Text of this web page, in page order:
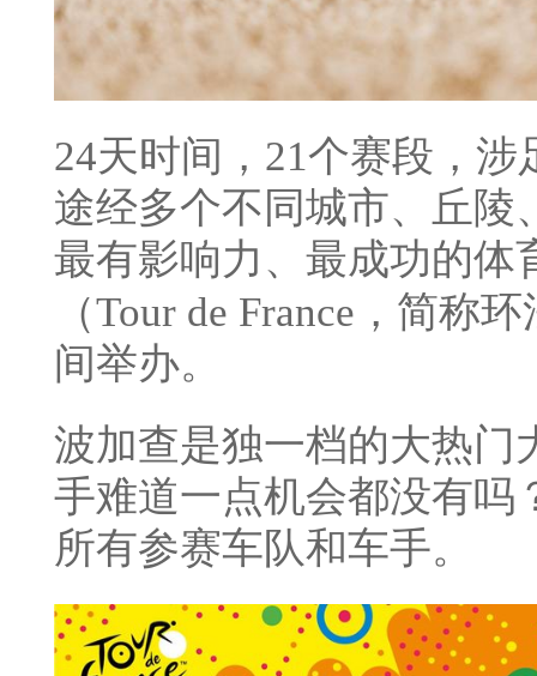
24天时间，21个赛段，
途经多个不同城市、丘陵
最有影响力、最成功的体
（Tour de France，简称
间举办。
波加查是独一档的大热门
手难道一点机会都没有吗
所有参赛车队和车手。